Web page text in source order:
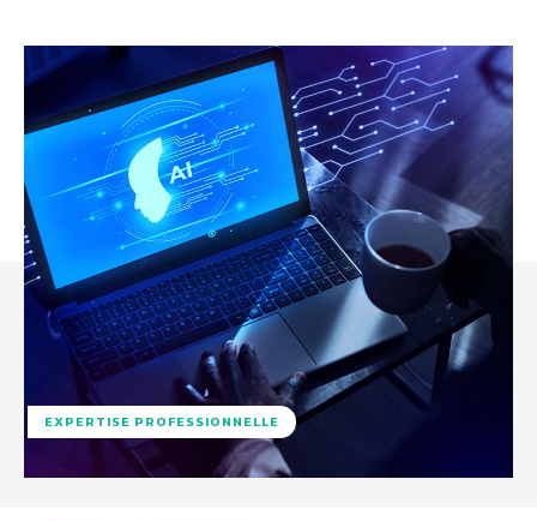
EXPERTISE PROFESSIONNELLE